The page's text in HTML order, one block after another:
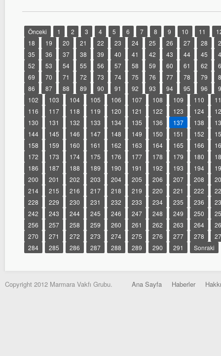
Önceki 1 2 3 4 5 6 7 8 9 10 11
18
19 20 21 22 23 24 25 26 27 28
35
36 37 38 39 40 41 42 43 44 45
52
53 54 55 56 57 58 59 60 61 62
69
70 71 72 73 74 75 76 77 78 79
86
87 88 89 90 91 92 93 94 95 96
102
103 104 105 106 107 108 109 110
116
117 118 119 120 121 122 123 124
130
131 132 133 134 135 136 137 138
144
145 146 147 148 149 150 151 152
158
159 160 161 162 163 164 165 166
172
173 174 175 176 177 178 179 180
186
187 188 189 190 191 192 193 194
200
201 202 203 204 205 206 207 208
214
215 216 217 218 219 220 221 222
228
229 230 231 232 233 234 235 236
242
243 244 245 246 247 248 249 250
256
257 258 259 260 261 262 263 264
270
271 272 273 274 275 276 277 278
284
285 286 287 288 289 290 291 Sonraki
Copyright 2012 Marmara Vakfı Grubu. Ana Sayfa Haberler